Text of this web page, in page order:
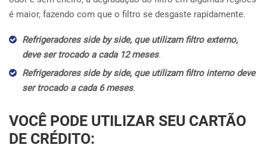
é maior, fazendo com que o filtro se desgaste rapidamente.
Refrigeradores side by side, que utilizam filtro externo,
deve ser trocado a cada 12 meses.
Refrigeradores side by side, que utilizam filtro interno deve
ser trocado a cada 6 meses.
VOCÊ PODE UTILIZAR SEU CARTÃO
DE CRÉDITO: